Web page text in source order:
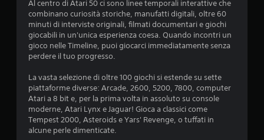
n
i
Al centro di Atari 50 ci sono linee temporali interattive che
combinano curiosità storiche, manufatti digitali, oltre 60
minuti di interviste originali, filmati documentari e giochi
giocabili in un'unica esperienza coesa. Quando incontri un
gioco nelle Timeline, puoi giocarci immediatamente senza
perdere il tuo progresso.
La vasta selezione di oltre 100 giochi si estende su sette
piattaforme diverse: Arcade, 2600, 5200, 7800, computer
Atari a 8 bit e, per la prima volta in assoluto su console
moderne, Atari Lynx e Jaguar! Gioca a classici come
Tempest 2000, Asteroids e Yars' Revenge, o tuffati in
alcune perle dimenticate.